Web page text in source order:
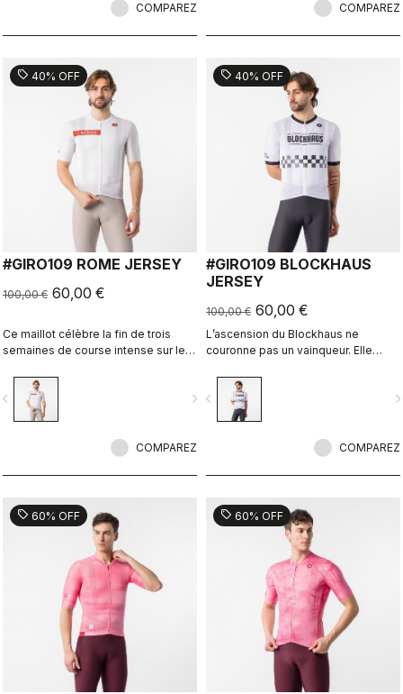
COMPAREZ COMPAREZ
sell 40% OFF
#GIRO109 ROME JERSEY
100,00 € 60,00 €
Ce maillot célèbre la fin de trois
semaines de course intense sur les
navigate_next
COMPAREZ
sell 40% OFF
#GIRO109 BLOCKHAUS
JERSEY
100,00 € 60,00 €
L’ascension du Blockhaus ne
couronne pas un vainqueur. Elle
navigate_before
COMPAREZ
sell 60% OFF sell 60% OFF